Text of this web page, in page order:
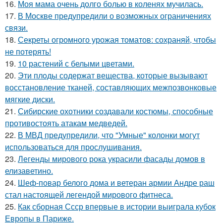
16. Моя мама очень долго болью в коленях мучилась.
17. В Москве предупредили о возможных ограничениях
связи.
18. Секреты огромного урожая томатов: сохраняй, чтобы
не потерять!
19. 10 растений с белыми цветами.
20. Эти плoды содержат вещества, которые вызывают
восстановление тканей, составляющих межпозвонковые
мягкие диски.
21. Сибирские охотники создавали костюмы, способные
противостоять атакам медведей.
22. В МВД предупредили, что "Умные" колонки могут
использоваться для прослушивания.
23. Легенды мирового рока украсили фасады домов в
елизаветино.
24. Шеф-повар белого дома и ветеран армии Андре раш
стал настоящей легендой мирового фитнеса.
25. Как сборная Ссср впервые в истории выиграла кубок
Европы в Париже.